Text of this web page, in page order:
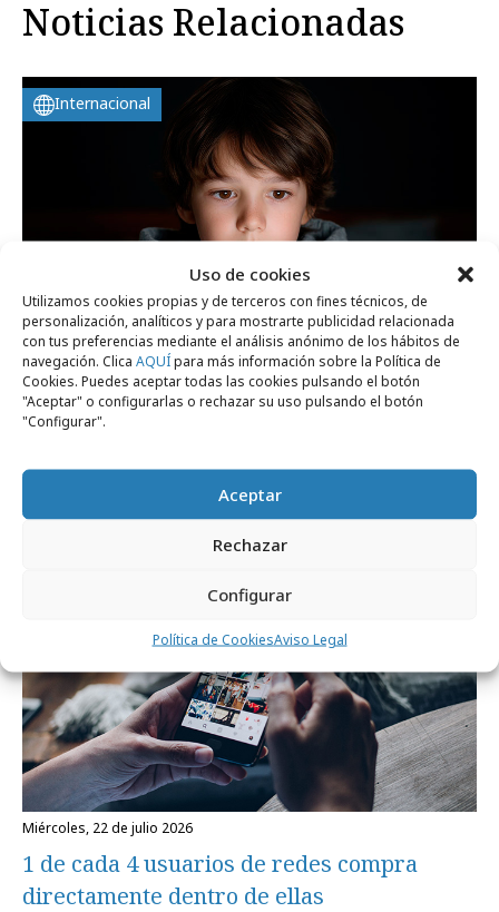
Uso de cookies
Utilizamos cookies propias y de terceros con fines técnicos, de
personalización, analíticos y para mostrarte publicidad relacionada
con tus preferencias mediante el análisis anónimo de los hábitos de
navegación. Clica AQUÍpara más información sobre la Política de
Cookies. Puedes aceptar todas las cookies pulsando el botón
"Aceptar" o configurarlas o rechazar su uso pulsando el botón
"Configurar".
Aceptar
Rechazar
Configurar
Política de CookiesAviso Legal
Noticias Relacionadas
Internacional
viernes, 24 de julio 2026
Francia aprueba la prohibición de las
redes sociales a menores de 15 años
miércoles, 22 de julio 2026
1 de cada 4 usuarios de redes compra
directamente dentro de ellas